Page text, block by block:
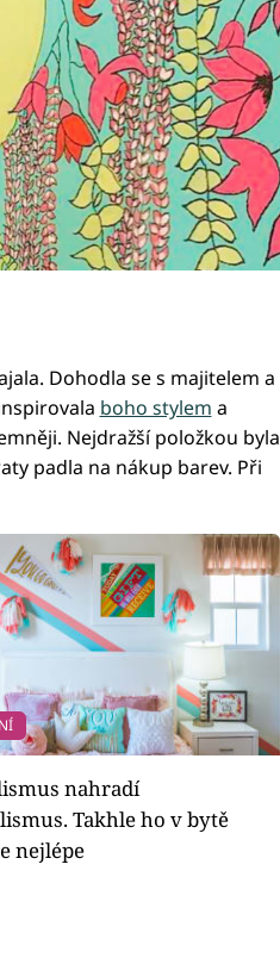
Dohodla se s majitelem a
boho stylem a
Nejdražší položkou byla
padla na nákup barev. Při
nahradí
Takhle ho v bytě
nejlépe